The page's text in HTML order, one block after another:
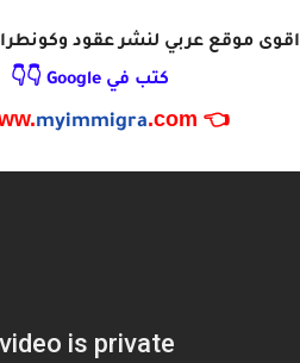
اقوى موقع عربي لنشر عقود
كتب في Google 👇👇
👈 www.
myimmigra.com 👉